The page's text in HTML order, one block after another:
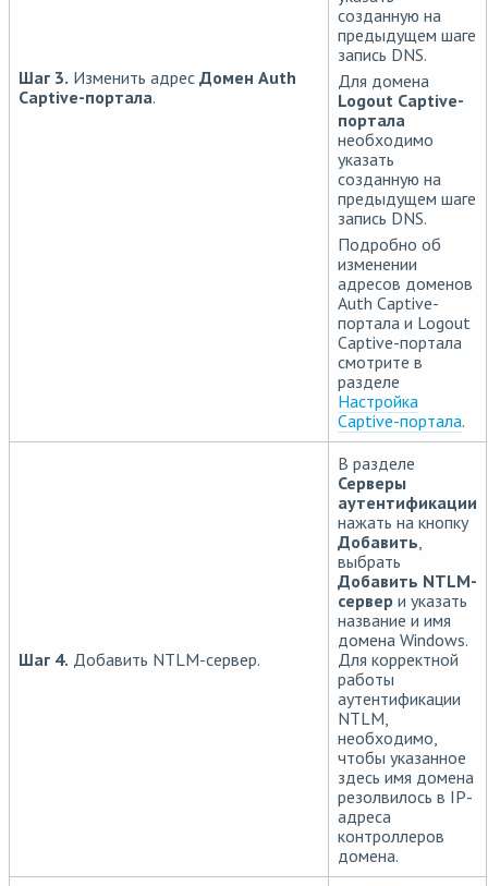
Шаг 3. Изменить адрес Домен Auth
Captive-портала.
созданную на
предыдущем шаге
запись DNS.
Для домена
Logout Captive-
портала
необходимо
указать
созданную на
предыдущем шаге
запись DNS.
Подробно об
изменении
адресов доменов
Auth Captive-
портала и Logout
Captive-портала
смотрите в
разделе
Настройка
Captive-портала.
Шаг 4. Добавить NTLM-сервер.
В разделе
Серверы
аутентификации
нажать на кнопку
Добавить,
выбрать
Добавить NTLM-
сервер и указать
название и имя
домена Windows.
Для корректной
работы
аутентификации
NTLM,
необходимо,
чтобы указанное
здесь имя домена
резолвилось в IP-
адреса
контроллеров
домена.